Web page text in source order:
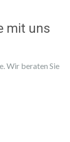
mit uns
Wir beraten Sie